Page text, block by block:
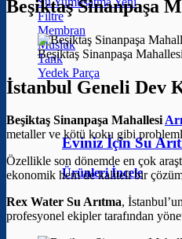
Filtre
Membran
Musluk
Tank
Yedek Parça
Eviniz İçin Su
Ürünleri İncele
Beşiktaş Sinanpaşa
Beşiktaş Sinanpaşa Mahallesi
İstanbul Geneli Dev
Beşiktaş Sinanpaşa Mahallesi
metaller ve kötü koku gibi
Özellikle son dönemde en çok
ekonomik hem de kaliteli bir
Rex Water Su Arıtma,
profesyonel ekipler tarafından